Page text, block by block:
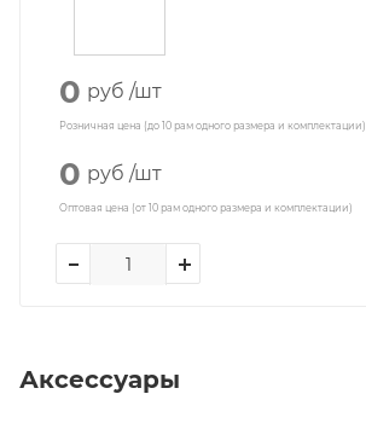
0 руб /шт
Розничная цена (до 10 рам одного размера и комплектации)
0 руб /шт
Оптовая цена (от 10 рам одного размера и комплектации)
Аксессуары